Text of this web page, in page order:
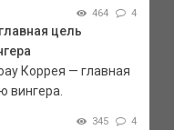
464 4
цель
Коррея — главная
вингера.
345 4